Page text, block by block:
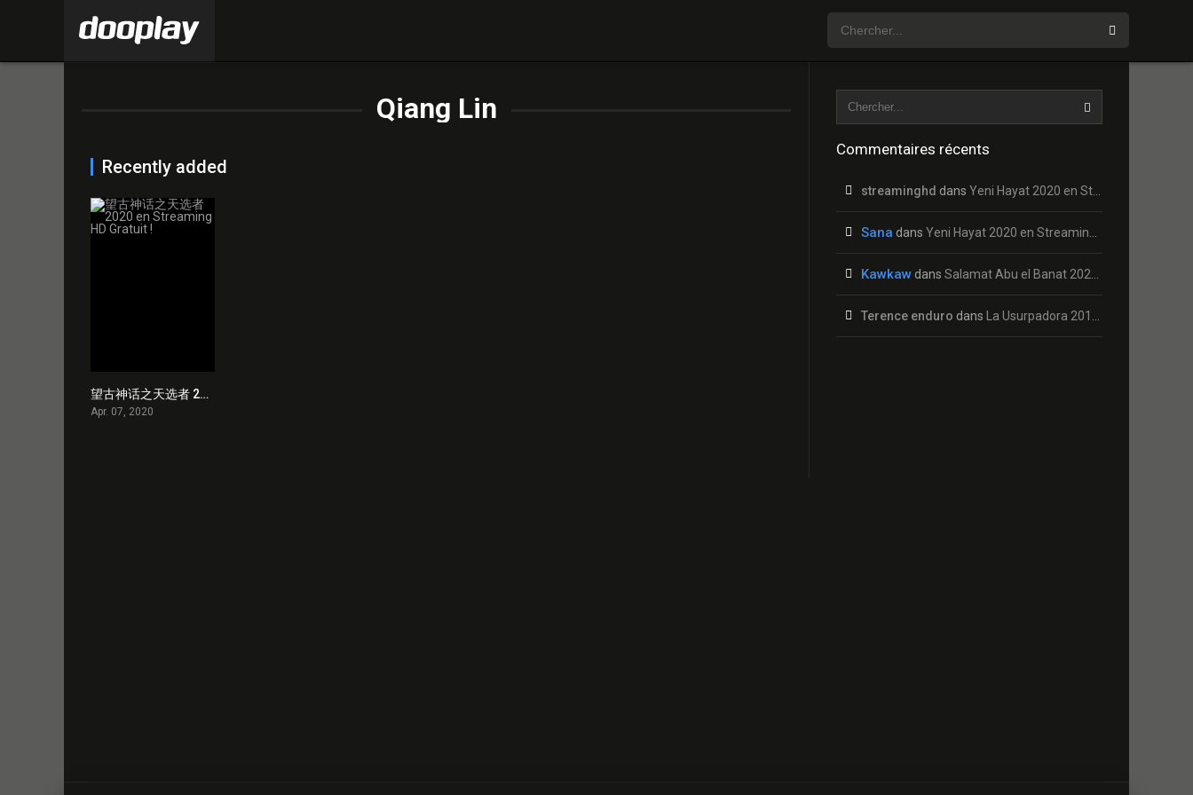
Qiang Lin
Recently added
0
望古神话之天选者 2020 en Streaming HD Gratuit !
Apr. 07, 2020
Commentaires récents
streaminghd dans Yeni Hayat 2020 en Streaming HD Gratuit !
Sana dans Yeni Hayat 2020 en Streaming HD Gratuit !
Kawkaw dans Salamat Abu el Banat 2020 en Streaming HD Gratuit !
Terence enduro dans La Usurpadora 2019 en Streaming HD Gratuit !